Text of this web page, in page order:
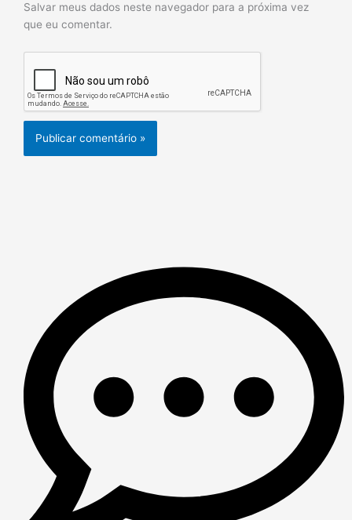
Salvar meus dados neste navegador para a próxima vez
que eu comentar.